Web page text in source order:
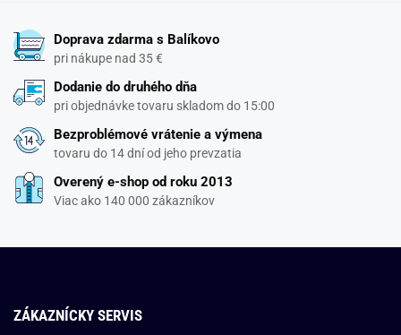
Doprava zdarma s Balíkovo
pri nákupe nad 35 €
Dodanie do druhého dňa
pri objednávke tovaru skladom do 15:00
Bezproblémové vrátenie a výmena
tovaru do 14 dní od jeho prevzatia
Overený e-shop od roku 2013
Viac ako 140 000 zákazníkov
ZÁKAZNÍCKY SERVIS